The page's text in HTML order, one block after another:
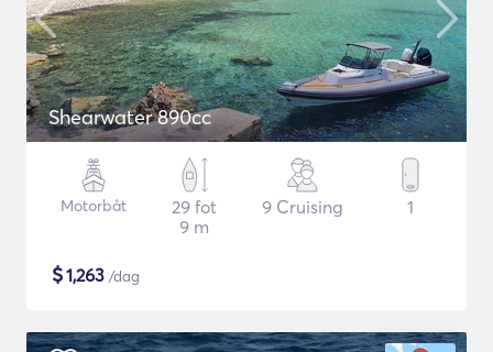
Shearwater 890cc
Motorbåt
29 fot
9 m
9 Cruising 1
$1,263 /dag